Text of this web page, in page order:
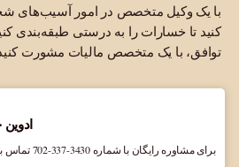
با یک وکیل متخصص در امور آسیب‌های
کنید تا خسارات را به درستی طبقه‌بندی
توافق، با یک متخصص مالیات مشورت
ادوین
برای مشاوره رایگان با شماره ‎702-337-3430 تماس بگیرید